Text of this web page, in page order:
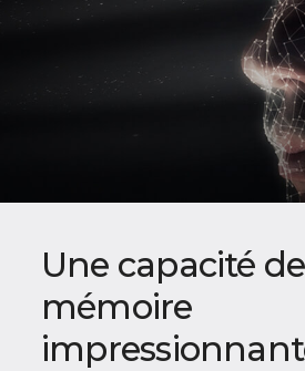
Une capacité de
mémoire